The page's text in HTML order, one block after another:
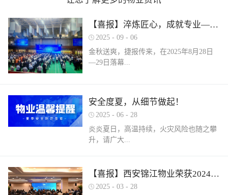
【喜报】淬炼匠心，成就专业——西安锦江物业在“锦天物业杯”技能竞赛中斩获佳绩
2025 - 09 - 06
金秋送爽，捷报传来，在2025年8月28日
—29日落幕...
业职业技能竞赛中， 西安锦江物业服务有
限公司的选手们表现卓越，凭借扎实的理
论知识、精湛的操作技能和临危不乱的现
场发挥，在物业管理师、电工、消防设施
市住房和城乡建设局指导、市物业管理行
业协会主办，是全市物业管理行业一年一
度规格最高、水平最强、影响最广的职业
安全度夏，从细节做起！
2025 - 06 - 28
炎炎夏日，高温持续，火灾风险也随之攀
升，请广大...
业主做好夏季安全防范工作。风险在于防
范，平安才是幸福！西安锦江物业提醒
【喜报】西安锦江物业荣获2024年度优秀单位、全市技能竞赛优秀个人及优秀组织单位多项荣誉
2025 - 03 - 28